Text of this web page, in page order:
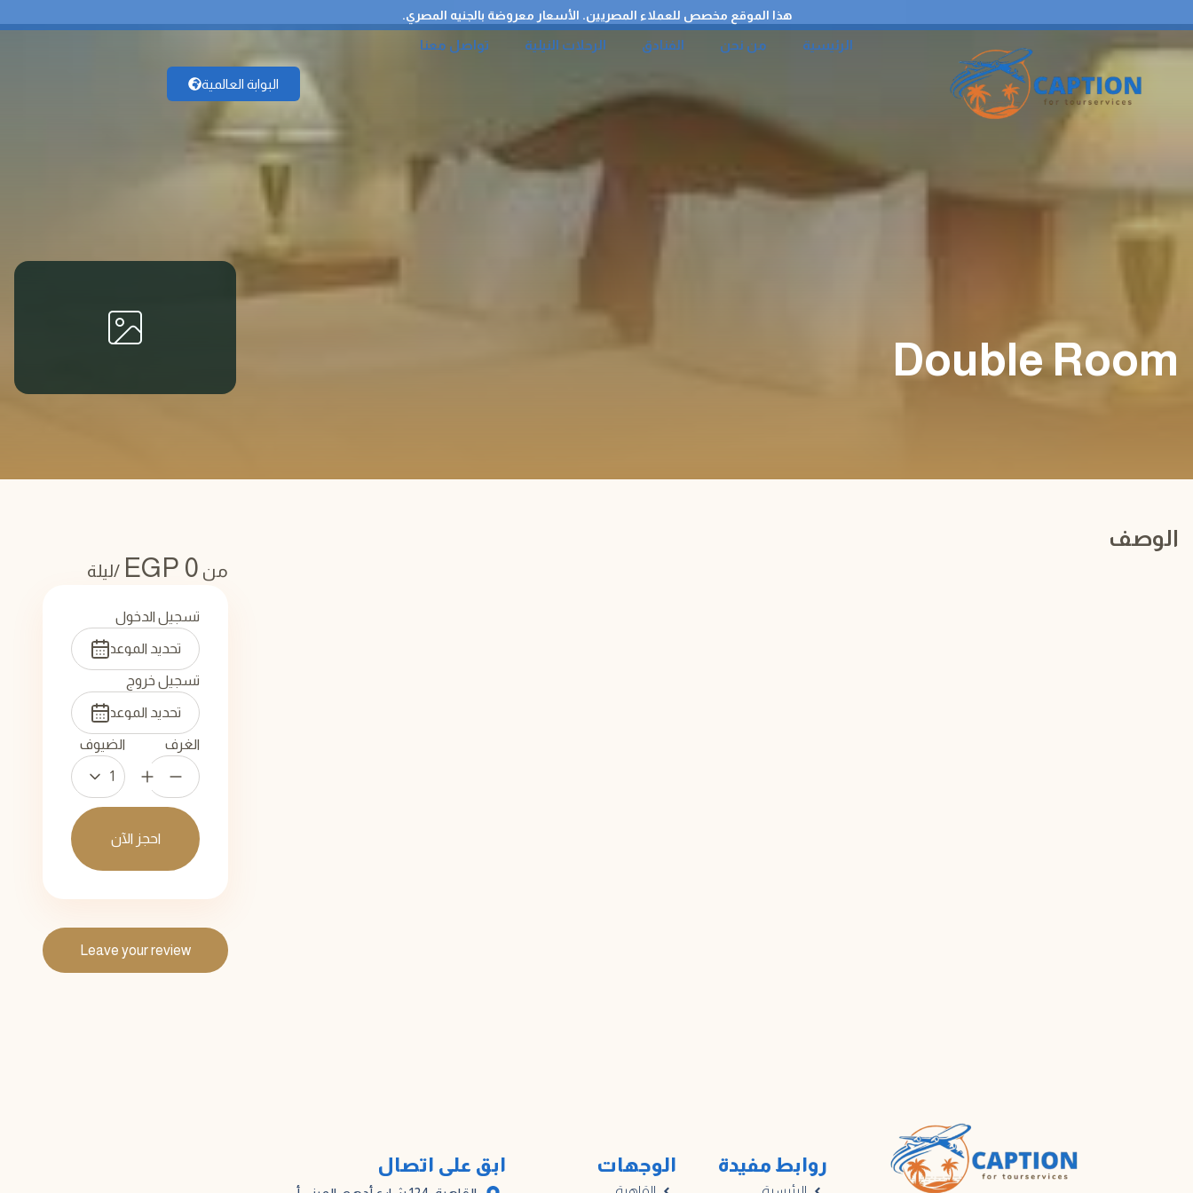
هذا الموقع مخصص للعملاء المصريين. الأسعار معروضة بالجنيه المصري.
الرئيسية من نحن الفنادق الرحلات النيلية تواصل معنا
البوابة العالمية
Double Room
الوصف
من 0
EGP /ليلة
تسجيل الدخول
تسجيل خروج
الغرف الضيوف
1
احجز الآن
Leave your review
روابط مفيدة الوجهات ابق على اتصال